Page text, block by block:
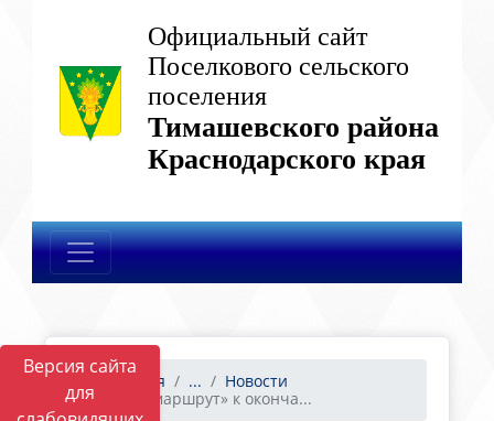
Версия сайта
для
Официальный сайт
Поселкового сельского
поселения
Тимашевского района
Краснодарского края
Главная ...
Новости
Ваш «маршрут» к оконча...